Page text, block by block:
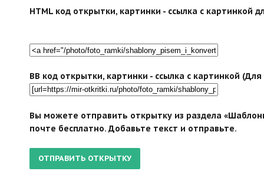
HTML код открытки, картинки - ссылка с картинкой
BB код открытки, картинки - ссылка с картинкой
Вы можете отправить открытку из раздела
почте бесплатно. Добавьте текст и отправьте.